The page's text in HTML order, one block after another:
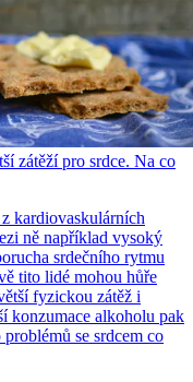
zátěží pro srdce. Na co
kardiovaskulárních
ně například vysoký
srdečního rytmu
tito lidé mohou hůře
fyzickou zátěž i
konzumace alkoholu pak
se srdcem co